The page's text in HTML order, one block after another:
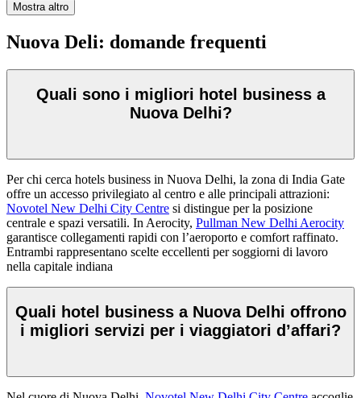
Mostra altro
Nuova Deli: domande frequenti
Quali sono i migliori hotel business a
Nuova Delhi?
Per chi cerca hotels business in Nuova Delhi, la zona di India Gate
offre un accesso privilegiato al centro e alle principali attrazioni:
Novotel New Delhi City Centre si distingue per la posizione
centrale e spazi versatili. In Aerocity, Pullman New Delhi Aerocity
garantisce collegamenti rapidi con l’aeroporto e comfort raffinato.
Entrambi rappresentano scelte eccellenti per soggiorni di lavoro
nella capitale indiana
Quali hotel business a Nuova Delhi offrono
i migliori servizi per i viaggiatori d’affari?